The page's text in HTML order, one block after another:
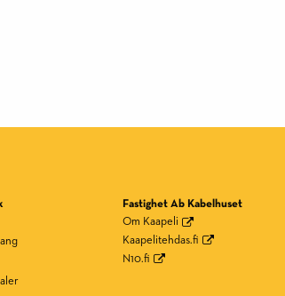
Fastighet Ab Kabelhuset
Om Kaapeli
Kaapelitehdas.fi
N10.fi